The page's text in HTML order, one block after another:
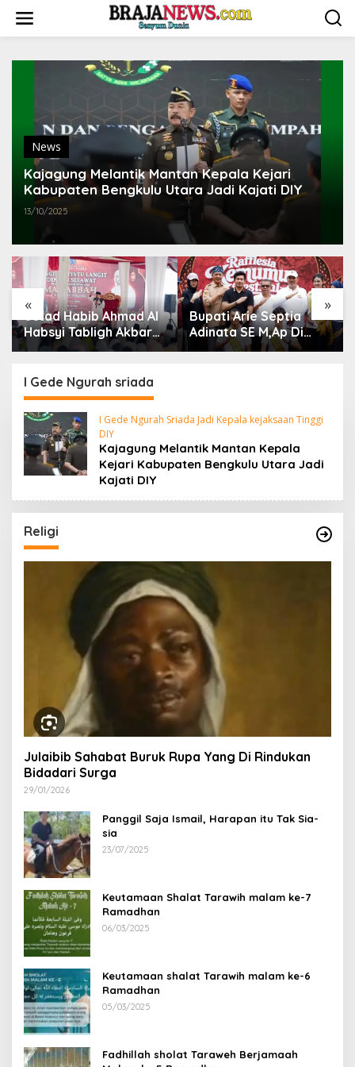
w
News
Kajagung Melantik Mantan Kepala Kejari
Kabupaten Bengkulu Utara Jadi Kajati DIY
13/10/2025
« »
Bupati Arie Septia
Adinata SE M,Ap Di
dampingi Wakil Bupati
Buka Raflesia Kemumu
Festival
Bupati Bengkulu Utara
Arie Septia Adinata SE,
MAp Sambut
I Gede Ngurah sriada
I Gede Ngurah Sriada Jadi Kepala kejaksaan Tinggi
DIY
Kajagung Melantik Mantan Kepala
Kejari Kabupaten Bengkulu Utara Jadi
Kajati DIY
Religi
Julaibib Sahabat Buruk Rupa Yang Di Rindukan
Bidadari Surga
29/01/2026
Panggil Saja Ismail, Harapan itu Tak Sia-
sia
23/07/2025
Keutamaan Shalat Tarawih malam ke-7
Ramadhan
06/03/2025
Keutamaan shalat Tarawih malam ke-6
Ramadhan
05/03/2025
Fadhillah sholat Taraweh Berjamaah